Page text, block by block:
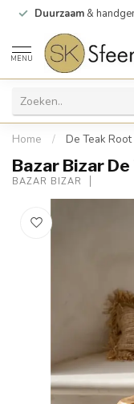
Duurzaam &
MENU
Home / De Teak
Bazar Bizar
BAZAR BIZAR